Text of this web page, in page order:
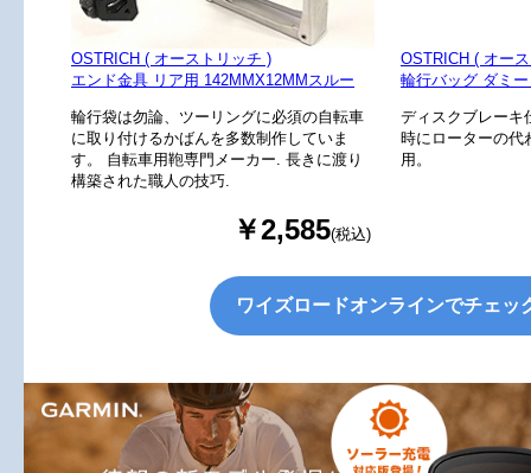
OSTRICH ( オーストリッチ )
エンド金具 リア用 142MMX12MMスルー
輪行袋は勿論、ツーリングに必須の自転車
に取り付けるかばんを多数制作していま
す。 自転車用鞄専門メーカー. 長きに渡り
構築された職人の技巧.
￥2,585(税込)
OSTRICH ( オー
輪行バッグ ダミ
ディスクブレーキ
時にローターの代
用。
ワイズロードオンラインでチェッ